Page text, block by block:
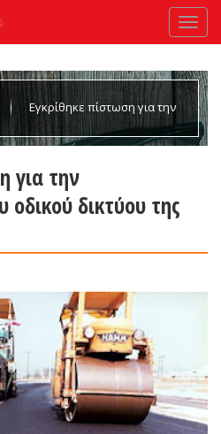
Εγκρίθηκε πίστωση για την
για την
δικτύου της